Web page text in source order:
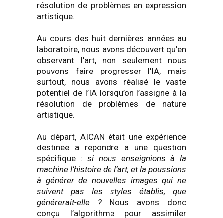
résolution de problèmes en expression
artistique.
Au cours des huit dernières années au
laboratoire, nous avons découvert qu’en
observant l’art, non seulement nous
pouvons faire progresser l’IA, mais
surtout, nous avons réalisé le vaste
potentiel de l’IA lorsqu’on l’assigne à la
résolution de problèmes de nature
artistique.
Au départ, AICAN était une expérience
destinée à répondre à une question
spécifique :si nous enseignions à la
machine l’histoire de l’art, et la poussions
à générer de nouvelles images qui ne
suivent pas les styles établis, que
générerait-elle ? Nous avons donc
conçu l’algorithme pour assimiler